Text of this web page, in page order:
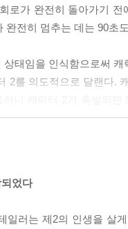
로가 완전히 돌아가기
완전히 멈추는 데는 90초
상태임을 인식함으로써
2를 의도적으로 달랜다.
하나씩 있어 감정
리에게 어떤 선택지도
었다
일러는 제2의 인생을 살